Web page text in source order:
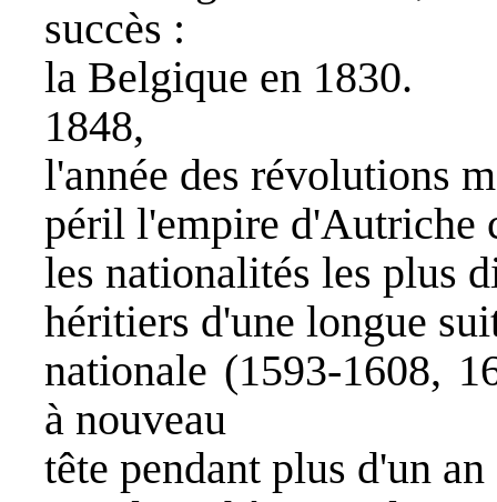
succès :
la Belgique en 1830.
1848,
l'année des révolutions
péril l'empire d'Autriche
les nationalités les plus
héritiers d'une longue
nationale (1593-1608,
à nouveau
tête pendant plus d'un